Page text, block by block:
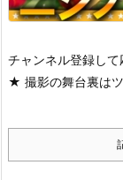
チャンネル登録して
★ 撮影の舞台裏はツ